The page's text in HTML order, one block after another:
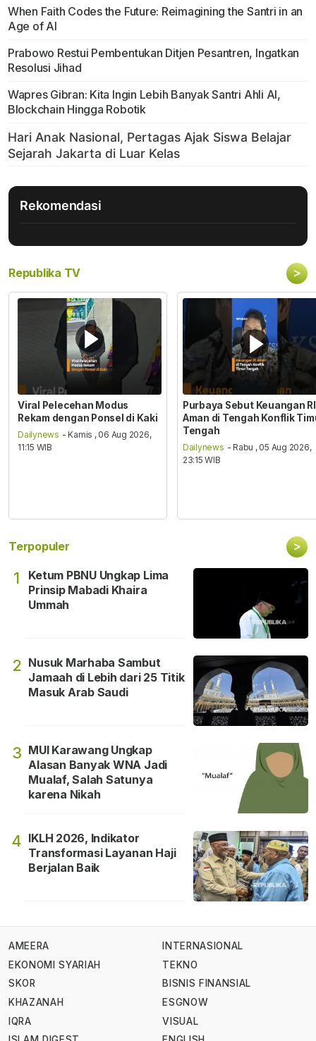
When Faith Codes the Future: Reimagining the Santri in an
Age of AI
Prabowo Restui Pembentukan Ditjen Pesantren, Ingatkan
Resolusi Jihad
Wapres Gibran: Kita Ingin Lebih Banyak Santri Ahli AI,
Blockchain Hingga Robotik
Rekomendasi
Republika TV >
Viral Pelecehan Modus
Rekam dengan Ponsel di Kaki
Dailynews - Kamis , 06 Aug 2026,
11:15 WIB
Purbaya Sebut Keuangan RI
Aman di Tengah Konflik
Tengah
Dailynews - Rabu , 05 Aug 2026,
23:15 WIB
Terpopuler >
1
Ketum PBNU Ungkap Lima
Prinsip Mabadi Khaira
Ummah
2 Nusuk Marhaba Sambut
Jamaah di Lebih dari 25 Titik
Masuk Arab Saudi
3 MUI Karawang Ungkap
Alasan Banyak WNA Jadi
Mualaf, Salah Satunya
karena Nikah
4 IKLH 2026, Indikator
Transformasi Layanan Haji
Berjalan Baik
AMEERA
EKONOMI SYARIAH
SKOR
KHAZANAH
IQRA
INTERNASIONAL
TEKNO
BISNIS FINANSIAL
ESGNOW
VISUAL